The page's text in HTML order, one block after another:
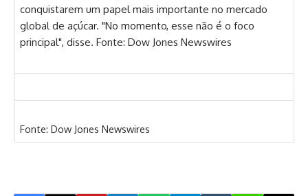
conquistarem um papel mais importante no mercado
global de açúcar. "No momento, esse não é o foco
principal", disse. Fonte: Dow Jones Newswires
Fonte: Dow Jones Newswires